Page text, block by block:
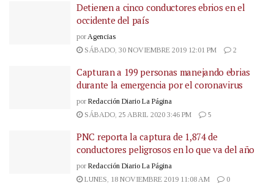
Detienen a cinco conductores ebrios en el
occidente del país
por Agencias
SÁBADO, 30 NOVIEMBRE 2019 12:01 PM
2
Capturan a 199 personas manejando ebrias
durante la emergencia por el coronavirus
por Redacción Diario La Página
SÁBADO, 25 ABRIL 2020 3:46 PM
5
PNC reporta la captura de 1,874 de
conductores peligrosos en lo que va del año
por Redacción Diario La Página
LUNES, 18 NOVIEMBRE 2019 11:08 AM
0